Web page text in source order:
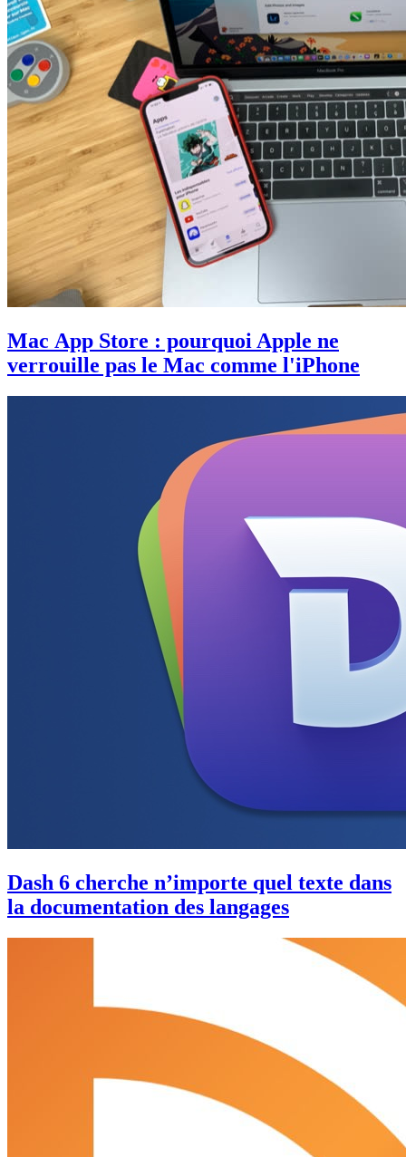
Mac App Store : pourquoi Apple ne
verrouille pas le Mac comme l'iPhone
Dash 6 cherche n’importe quel texte dans
la documentation des langages